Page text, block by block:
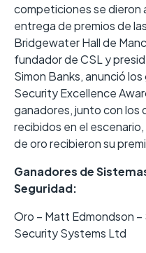
competiciones se dieron
entrega de premios de
Bridgewater Hall de
fundador de CSL y
Simon Banks, anunció
Security Excellence
ganadores, junto con los
recibidos en el
de oro recibieron su
Ganadores de
Seguridad:
Oro – Matt Edmondson
Security Systems Ltd